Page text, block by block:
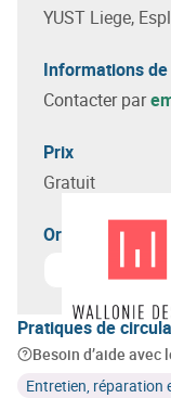
YUST Liege,
Informations
Contacter par
Prix
Gratuit
Organisateur(s)
En savoir plus
Pratiques de
Besoin d’aide avec
Entretien, réparation